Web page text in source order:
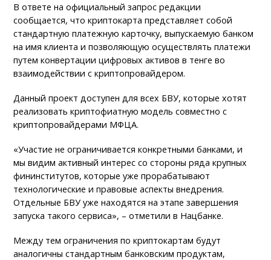
В ответе на официальный запрос редакции
сообщается, что криптокарта представляет собой
стандартную платежную карточку, выпускаемую банком
на имя клиента и позволяющую осуществлять платежи
путем конвертации цифровых активов в тенге во
взаимодействии с криптопровайдером.
Данный проект доступен для всех БВУ, которые хотят
реализовать криптофиатную модель совместно с
криптопровайдерами МФЦА.
«Участие не ограничивается конкретными банками, и
мы видим активный интерес со стороны ряда крупных
фининститутов, которые уже прорабатывают
технологические и правовые аспекты внедрения.
Отдельные БВУ уже находятся на этапе завершения
запуска такого сервиса», – отметили в Нацбанке.
Между тем ограничения по криптокартам будут
аналогичны стандартным банковским продуктам,